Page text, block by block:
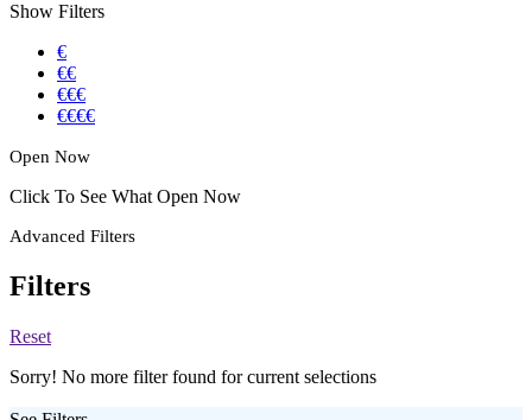
Show Filters
€
€€
€€€
€€€€
Open Now
Click To See What Open Now
Advanced Filters
Filters
Reset
Sorry! No more filter found for current selections